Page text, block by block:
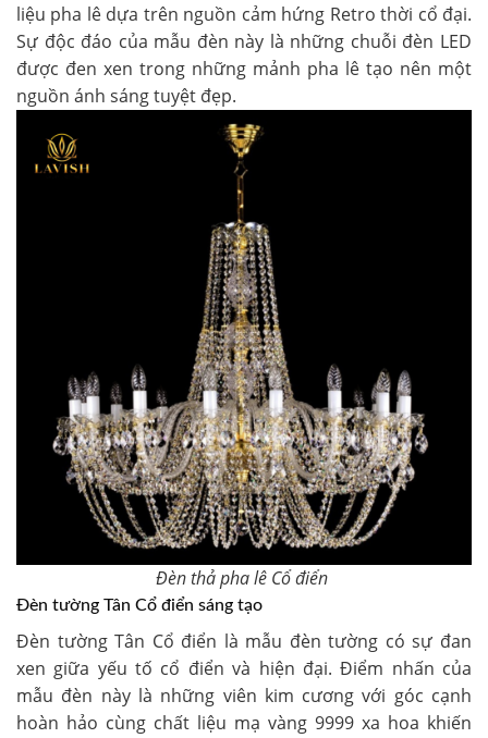
liệu pha lê dựa trên nguồn cảm hứng Retro thời cổ đại.
Sự độc đáo của mẫu đèn này là những chuỗi đèn LED
được đen xen trong những mảnh pha lê tạo nên một
nguồn ánh sáng tuyệt đẹp.
Đèn thả pha lê Cổ điển
Đèn tường Tân Cổ điển sáng tạo
Đèn tường Tân Cổ điển là mẫu đèn tường có sự đan
xen giữa yếu tố cổ điển và hiện đại. Điểm nhấn của
mẫu đèn này là những viên kim cương với góc cạnh
hoàn hảo cùng chất liệu mạ vàng 9999 xa hoa khiến